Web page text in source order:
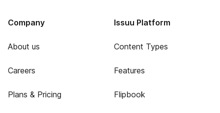
Company
About us
Careers
Plans & Pricing
Issuu Platform
Content Types
Features
Flipbook